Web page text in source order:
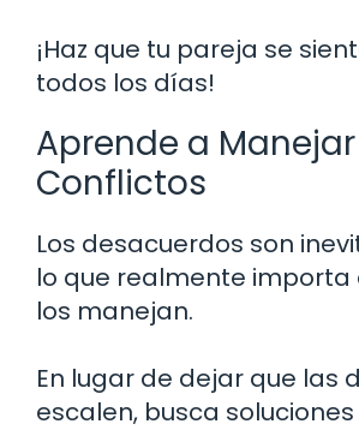
¡Haz que tu pareja se
todos los días!
Aprende a
Conflictos
Los desacuerdos son
lo que realmente importa
los manejan.
En lugar de dejar que las
escalen, busca